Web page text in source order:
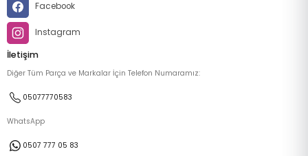
Facebook
Instagram
İletişim
Diğer Tüm Parça ve Markalar İçin Telefon Numaramız:
05077770583
WhatsApp
0507 777 05 83